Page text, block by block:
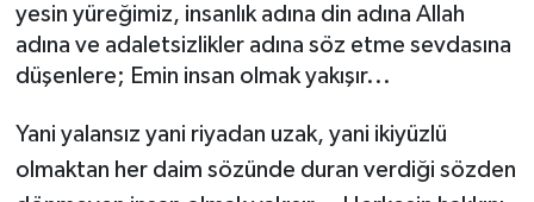
yesin yüreğimiz, insanlık adına din adına Allah
adına ve adaletsizlikler adına söz etme sevdasına
düşenlere; Emin insan olmak yakışır...
Yani yalansız yani riyadan uzak, yani ikiyüzlü
olmaktan her daim sözünde duran verdiği sözden
Gündem
Politika
Spor
Turizm